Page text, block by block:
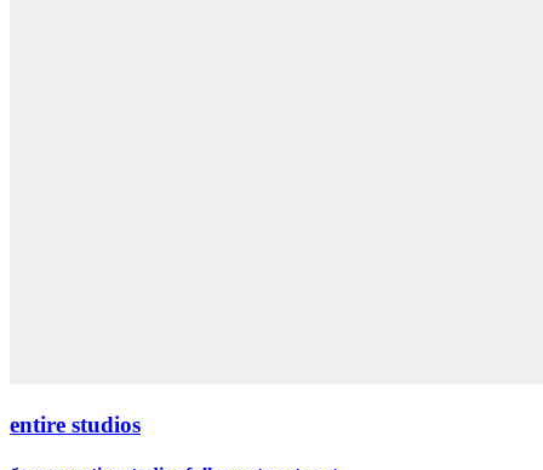
entire studios